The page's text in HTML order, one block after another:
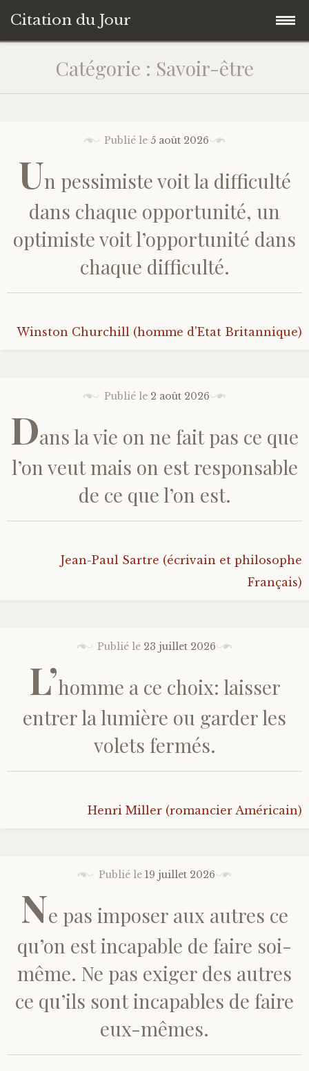
Citation du Jour
Accéder
contenu
Savoir-être
Connaissance de soi
Moment présent
Bonheur
Altruisme
Emotions
Catégorie : Savoir-être
Publié le 5 août 2026
Un pessimiste voit la difficulté
dans chaque opportunité, un
optimiste voit l’opportunité dans
chaque difficulté.
Winston Churchill (homme d'Etat Britannique)
Publié le 2 août 2026
Dans la vie on ne fait pas ce que
l’on veut mais on est responsable
de ce que l’on est.
Jean-Paul Sartre (écrivain et philosophe
Français)
Publié le 23 juillet 2026
L’homme a ce choix: laisser
entrer la lumière ou garder les
volets fermés.
Henri Miller (romancier Américain)
Publié le 19 juillet 2026
Ne pas imposer aux autres ce
qu’on est incapable de faire soi-
même. Ne pas exiger des autres
ce qu’ils sont incapables de faire
eux-mêmes.